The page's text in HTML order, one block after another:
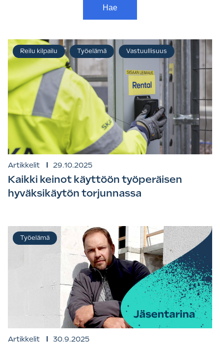
Artikkelit 29.10.2025
Kaikki keinot käyttöön työperäisen
hyväksikäytön torjunnassa
Reilu kilpailu Työelämä Vastuullisuus
Artikkelit 30.9.2025
Työelämä